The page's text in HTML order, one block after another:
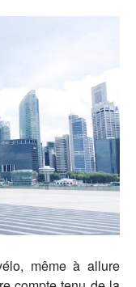
même à allure